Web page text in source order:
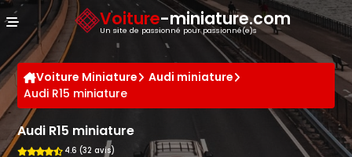
Voiture-miniature.com
Un site de passionné pour passionné(e)s
Voiture Miniature
Audi miniature
Audi R15 miniature
Audi R15 miniature
4.6 (32 avis)
Panneau de gestion des cookies